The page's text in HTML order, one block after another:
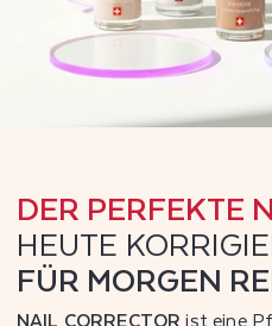
DER PERFEKTE
HEUTE
FÜR MORGEN
NAIL CORRECTOR ist eine